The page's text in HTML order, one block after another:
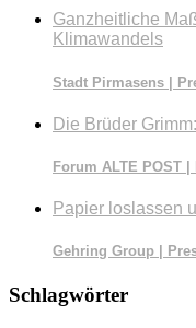
Ganzheitliche
Klimawandels
Stadt Pirmasens |
Die Brüder
Forum ALTE POST
Papier loslassen
Gehring Group |
Schlagwörter